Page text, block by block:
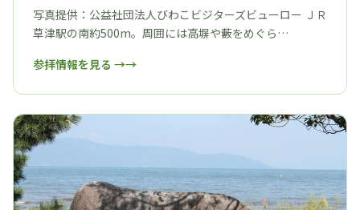
写真提供：公益社団法人びわこビジターズビューロー ＪＲ
草津駅の南約500m。周囲には高塀や藪をめぐら…
参拝情報を見る →